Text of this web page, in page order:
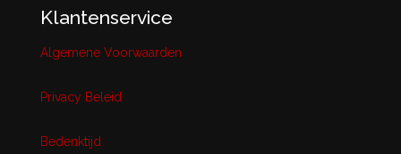
Klantenservice
Algemene Voorwaarden
Privacy Beleid
Bedenktijd